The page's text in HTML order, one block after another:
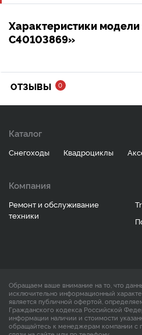
Характеристики
C40103869»
ОТЗЫВЫ 0
Каталог
Снегоходы Квадроциклы
Компания
Ремонт и обслуживание
техники
Обращаем ваше внимание на то, что
исключительно информационный
является публичной офертой,
Гражданского кодекса Российской
информации наличии и стоимости
обращайтесь к менеджерам компании